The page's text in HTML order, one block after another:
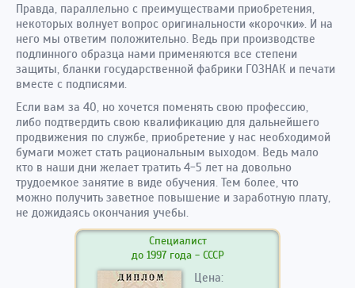
Правда, параллельно с преимуществами приобретения,
некоторых волнует вопрос оригинальности «корочки». И на
него мы ответим положительно. Ведь при производстве
подлинного образца нами применяются все степени
защиты, бланки государственной фабрики ГОЗНАК и печати
вместе с подписями.
Если вам за 40, но хочется поменять свою профессию,
либо подтвердить свою квалификацию для дальнейшего
продвижения по службе, приобретение у нас необходимой
бумаги может стать рациональным выходом. Ведь мало
кто в наши дни желает тратить 4-5 лет на довольно
трудоемкое занятие в виде обучения. Тем более, что
можно получить заветное повышение и заработную плату,
не дожидаясь окончания учебы.
Специалист
до 1997 года - СССР
Цена: